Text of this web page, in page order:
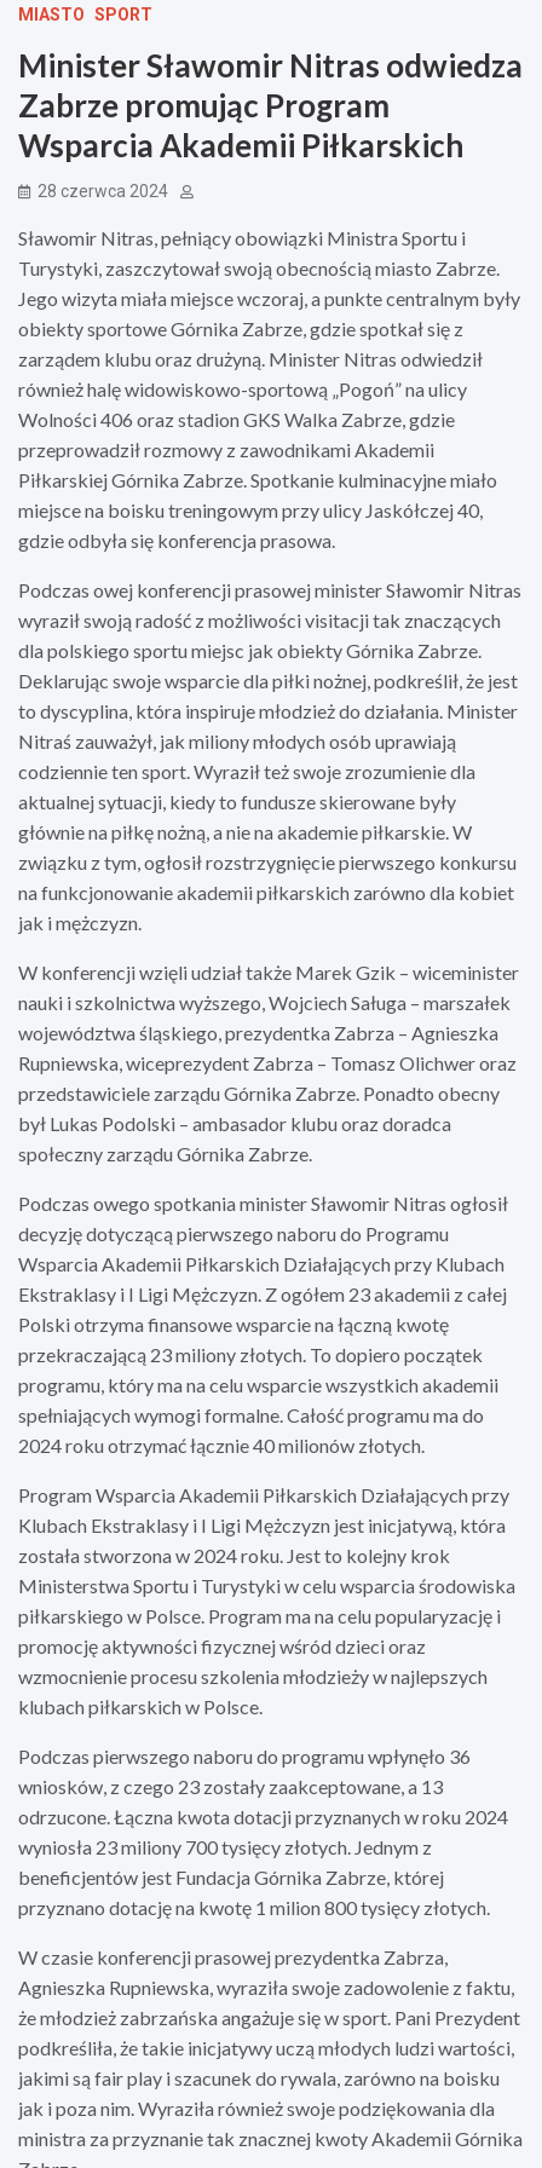
MIASTO SPORT
Minister Sławomir Nitras odwiedza
Zabrze promując Program
Wsparcia Akademii Piłkarskich
28 czerwca 2024
Sławomir Nitras, pełniący obowiązki Ministra Sportu i
Turystyki, zaszczytował swoją obecnością miasto Zabrze.
Jego wizyta miała miejsce wczoraj, a punkte centralnym były
obiekty sportowe Górnika Zabrze, gdzie spotkał się z
zarządem klubu oraz drużyną. Minister Nitras odwiedził
również halę widowiskowo-sportową „Pogoń” na ulicy
Wolności 406 oraz stadion GKS Walka Zabrze, gdzie
przeprowadził rozmowy z zawodnikami Akademii
Piłkarskiej Górnika Zabrze. Spotkanie kulminacyjne miało
miejsce na boisku treningowym przy ulicy Jaskółczej 40,
gdzie odbyła się konferencja prasowa.
Podczas owej konferencji prasowej minister Sławomir Nitras
wyraził swoją radość z możliwości visitacji tak znaczących
dla polskiego sportu miejsc jak obiekty Górnika Zabrze.
Deklarując swoje wsparcie dla piłki nożnej, podkreślił, że jest
to dyscyplina, która inspiruje młodzież do działania. Minister
Nitraś zauważył, jak miliony młodych osób uprawiają
codziennie ten sport. Wyraził też swoje zrozumienie dla
aktualnej sytuacji, kiedy to fundusze skierowane były
głównie na piłkę nożną, a nie na akademie piłkarskie. W
związku z tym, ogłosił rozstrzygnięcie pierwszego konkursu
na funkcjonowanie akademii piłkarskich zarówno dla kobiet
jak i mężczyzn.
W konferencji wzięli udział także Marek Gzik – wiceminister
nauki i szkolnictwa wyższego, Wojciech Saługa – marszałek
województwa śląskiego, prezydentka Zabrza – Agnieszka
Rupniewska, wiceprezydent Zabrza – Tomasz Olichwer oraz
przedstawiciele zarządu Górnika Zabrze. Ponadto obecny
był Lukas Podolski – ambasador klubu oraz doradca
społeczny zarządu Górnika Zabrze.
Podczas owego spotkania minister Sławomir Nitras ogłosił
decyzję dotyczącą pierwszego naboru do Programu
Wsparcia Akademii Piłkarskich Działających przy Klubach
Ekstraklasy i I Ligi Mężczyzn. Z ogółem 23 akademii z całej
Polski otrzyma finansowe wsparcie na łączną kwotę
przekraczającą 23 miliony złotych. To dopiero początek
programu, który ma na celu wsparcie wszystkich akademii
spełniających wymogi formalne. Całość programu ma do
2024 roku otrzymać łącznie 40 milionów złotych.
Program Wsparcia Akademii Piłkarskich Działających przy
Klubach Ekstraklasy i I Ligi Mężczyzn jest inicjatywą, która
została stworzona w 2024 roku. Jest to kolejny krok
Ministerstwa Sportu i Turystyki w celu wsparcia środowiska
piłkarskiego w Polsce. Program ma na celu popularyzację i
promocję aktywności fizycznej wśród dzieci oraz
wzmocnienie procesu szkolenia młodzieży w najlepszych
klubach piłkarskich w Polsce.
Podczas pierwszego naboru do programu wpłynęło 36
wniosków, z czego 23 zostały zaakceptowane, a 13
odrzucone. Łączna kwota dotacji przyznanych w roku 2024
wyniosła 23 miliony 700 tysięcy złotych. Jednym z
beneficjentów jest Fundacja Górnika Zabrze, której
przyznano dotację na kwotę 1 milion 800 tysięcy złotych.
W czasie konferencji prasowej prezydentka Zabrza,
Agnieszka Rupniewska, wyraziła swoje zadowolenie z faktu,
że młodzież zabrzańska angażuje się w sport. Pani Prezydent
podkreśliła, że takie inicjatywy uczą młodych ludzi wartości,
jakimi są fair play i szacunek do rywala, zarówno na boisku
jak i poza nim. Wyraziła również swoje podziękowania dla
ministra za przyznanie tak znacznej kwoty Akademii Górnika